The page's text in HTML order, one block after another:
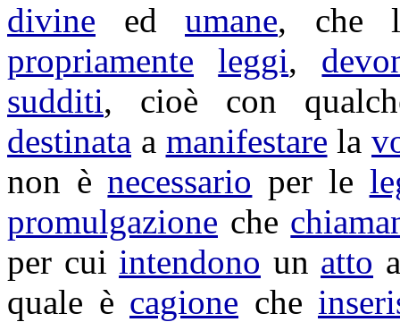
divine edumane, che
propriamente
leggi,
sudditi, cioè con
destinata a manifestare la
non ènecessario per le
promulgazione che
per cui intendono un atto
quale è cagione che